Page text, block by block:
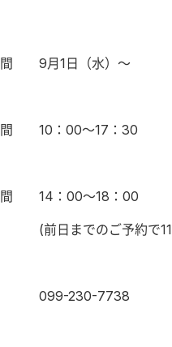
間 9月1日（水）～
間 10 ： 00～17 ： 30
間 14 ： 00～18 ： 00
(前日までのご予約で11
号 099-230-7738